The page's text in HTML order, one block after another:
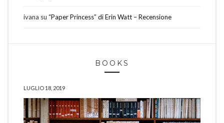
ivana su “Paper Princess” di Erin Watt – Recensione
BOOKS
LUGLIO 18, 2019